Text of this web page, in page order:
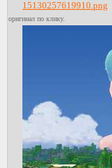
15130257619910.png
оригинал по клику.